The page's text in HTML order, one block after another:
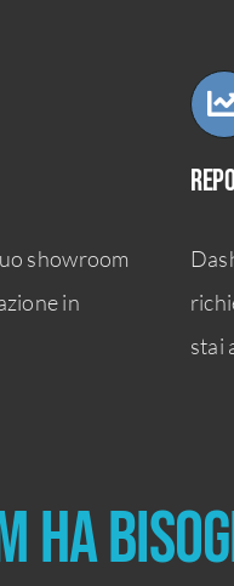
showroom
in
stai
ha